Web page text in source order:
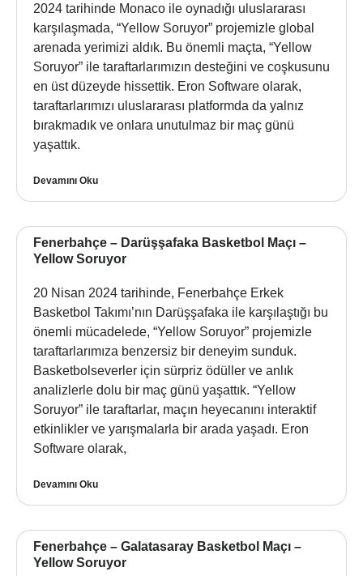
2024 tarihinde Monaco ile oynadığı uluslararası
karşılaşmada, “Yellow Soruyor” projemizle global
arenada yerimizi aldık. Bu önemli maçta, “Yellow
Soruyor” ile taraftarlarımızın desteğini ve coşkusunu
en üst düzeyde hissettik. Eron Software olarak,
taraftarlarımızı uluslararası platformda da yalnız
bırakmadık ve onlara unutulmaz bir maç günü
yaşattık.
Devamını Oku
Fenerbahçe – Darüşşafaka Basketbol Maçı –
Yellow Soruyor
20 Nisan 2024 tarihinde, Fenerbahçe Erkek
Basketbol Takımı’nın Darüşşafaka ile karşılaştığı bu
önemli mücadelede, “Yellow Soruyor” projemizle
taraftarlarımıza benzersiz bir deneyim sunduk.
Basketbolseverler için sürpriz ödüller ve anlık
analizlerle dolu bir maç günü yaşattık. “Yellow
Soruyor” ile taraftarlar, maçın heyecanını interaktif
etkinlikler ve yarışmalarla bir arada yaşadı. Eron
Software olarak,
Devamını Oku
Fenerbahçe – Galatasaray Basketbol Maçı –
Yellow Soruyor